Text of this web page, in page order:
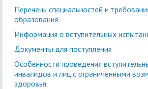
Перечень специальностей и
образования
Информация о вступительных
Документы для поступления
Особенности проведения
инвалидов и лиц с ограниченными
здоровья